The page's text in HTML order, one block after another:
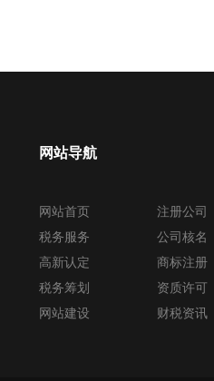
网站导航
网站首页
注册公司
税务服务
公司核名
高新认定
商标注册
税务筹划
资质许可
网站建设
财税资讯